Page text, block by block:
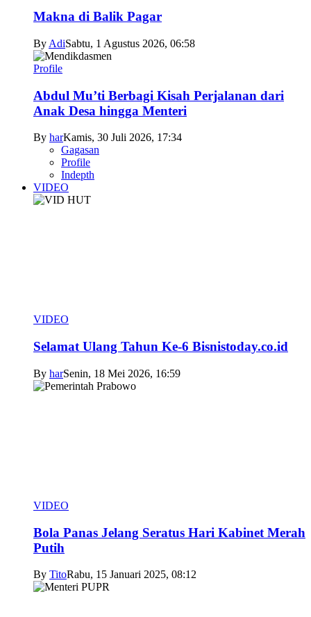
Makna di Balik Pagar
By AdiSabtu, 1 Agustus 2026, 06:58
Profile
Abdul Mu’ti Berbagi Kisah Perjalanan dari
Anak Desa hingga Menteri
By harKamis, 30 Juli 2026, 17:34
Gagasan
Profile
Indepth
VIDEO
VIDEO
Selamat Ulang Tahun Ke-6 Bisnistoday.co.id
By harSenin, 18 Mei 2026, 16:59
VIDEO
Bola Panas Jelang Seratus Hari Kabinet Merah
Putih
By TitoRabu, 15 Januari 2025, 08:12